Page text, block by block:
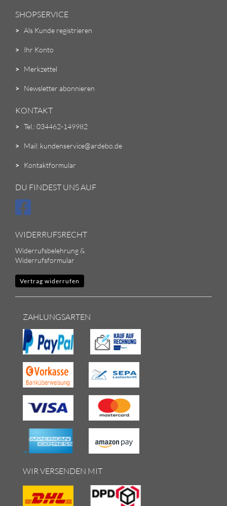
SHOPSERVICE
> Als Kunde registrieren
> Ihr Konto
> Merkzettel
> Newsletter abonnieren
KONTAKT
> Tel.: 034462-149982
> Mail: kundenservice@ardebo.de
> Kontaktformular
DU FINDEST UNS AUF
WIDERRUFSRECHT
Widerrufsbelehrung &
Widerrufsformular
Vertrag widerrufen
ZAHLUNGSARTEN
WIR VERSENDEN MIT